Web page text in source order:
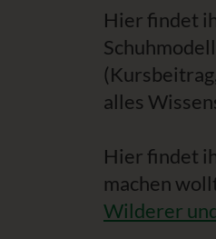
Hier findet
alles
Hier findet
machen
Wilderer